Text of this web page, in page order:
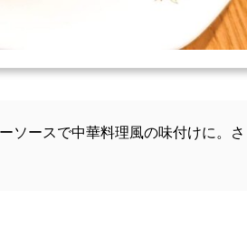
ソースで中華料理風の味付けに。さ